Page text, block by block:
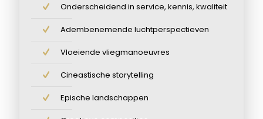
Onderscheidend in service, kennis, kwaliteit
Adembenemende luchtperspectieven
Vloeiende vliegmanoeuvres
Cineastische storytelling
Epische landschappen